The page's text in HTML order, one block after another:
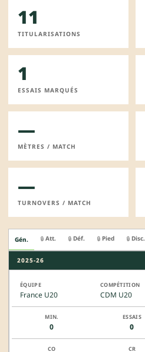
11
TITULARISATIONS
1
ESSAIS MARQUÉS
—
MÈTRES / MATCH
—
TURNOVERS / MATCH
Gén. 🔒 Att. 🔒 Déf. 🔒 Pied 🔒 Disc.
2025-26
France U20 CDM U20
0 0